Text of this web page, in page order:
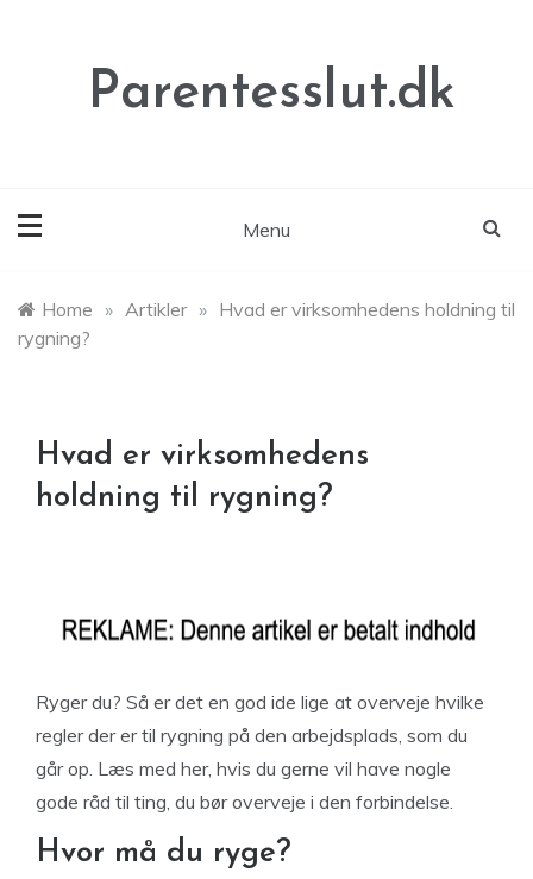
Parentesslut.dk
Menu
Home » Artikler » Hvad er virksomhedens holdning til
rygning?
Hvad er virksomhedens
holdning til rygning?
Ryger du? Så er det en god ide lige at overveje hvilke
regler der er til rygning på den arbejdsplads, som du
går op. Læs med her, hvis du gerne vil have nogle
gode råd til ting, du bør overveje i den forbindelse.
Hvor må du ryge?